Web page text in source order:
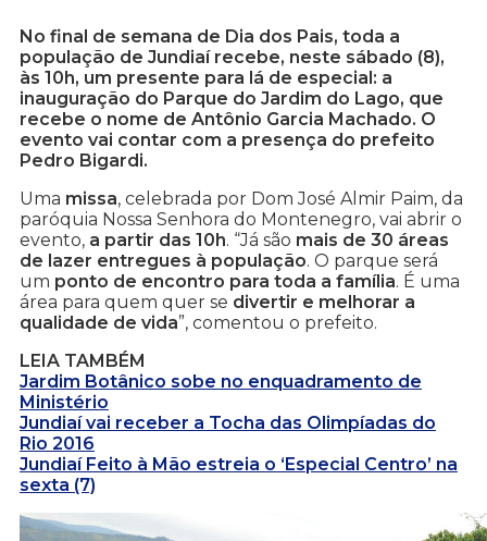
No final de semana de Dia dos Pais, toda a
população de Jundiaí recebe, neste sábado (8),
às 10h, um presente para lá de especial: a
inauguração do Parque do Jardim do Lago, que
recebe o nome de Antônio Garcia Machado. O
evento vai contar com a presença do prefeito
Pedro Bigardi.
Uma missa, celebrada por Dom José Almir Paim, da
paróquia Nossa Senhora do Montenegro, vai abrir o
evento, a partir das 10h. “Já são mais de 30 áreas
de lazer entregues à população. O parque será
um ponto de encontro para toda a família. É uma
área para quem quer se divertir e melhorar a
qualidade de vida”, comentou o prefeito.
LEIA TAMBÉM
Jardim Botânico sobe no enquadramento de
Ministério
Jundiaí vai receber a Tocha das Olimpíadas do
Rio 2016
Jundiaí Feito à Mão estreia o ‘Especial Centro’ na
sexta (7)